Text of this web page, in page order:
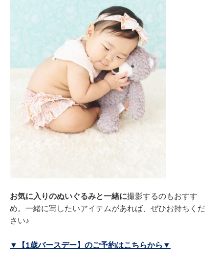
お気に入りのぬいぐるみと一緒に撮影するのもおすす
め。一緒に写したいアイテムがあれば、ぜひお持ちくだ
さい♪
▼【1歳バースデー】のご予約はこちらから▼